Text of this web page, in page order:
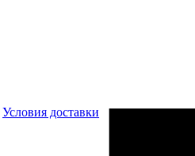
Условия доставки